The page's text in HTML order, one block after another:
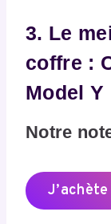
3. Le
coffre :
Model Y
Notre